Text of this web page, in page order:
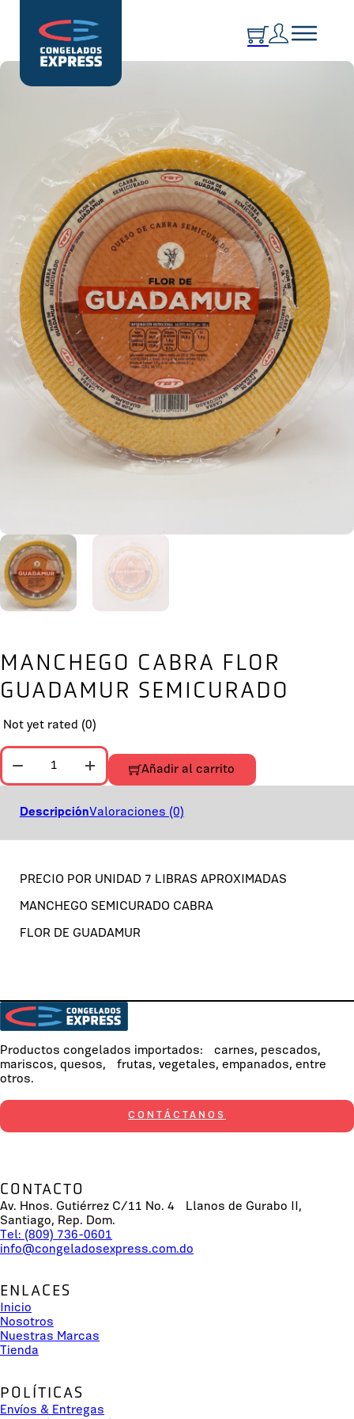
MANCHEGO CABRA FLOR
GUADAMUR SEMICURADO
Not yet rated (0)
MANCHEGO CABRA FLOR GUADAMUR SEMICURADO cantidad
Añadir al carrito
DescripciónValoraciones (0)
PRECIO POR UNIDAD 7 LIBRAS APROXIMADAS
MANCHEGO SEMICURADO CABRA
FLOR DE GUADAMUR
Productos congelados importados: carnes, pescados,
mariscos, quesos, frutas, vegetales, empanados, entre
otros.
CONTÁCTANOS
CONTACTO
Av. Hnos. Gutiérrez C/11 No. 4 Llanos de Gurabo II,
Santiago, Rep. Dom.
Tel: (809) 736-0601
info@congeladosexpress.com.do
ENLACES
Inicio
Nosotros
Nuestras Marcas
Tienda
POLÍTICAS
Envíos & Entregas